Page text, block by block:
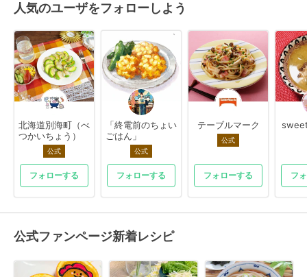
人気のユーザをフォローしよう
北海道別海町（べ
つかいちょう）
公式
フォローする
「終電前のちょい
ごはん」
公式
フォローする
テーブルマーク
公式
フォローする フ
公式ファンページ新着レシピ